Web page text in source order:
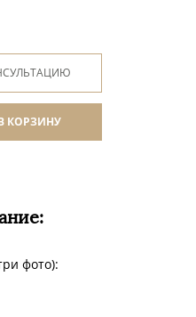
КОРЗИНУ
фото):